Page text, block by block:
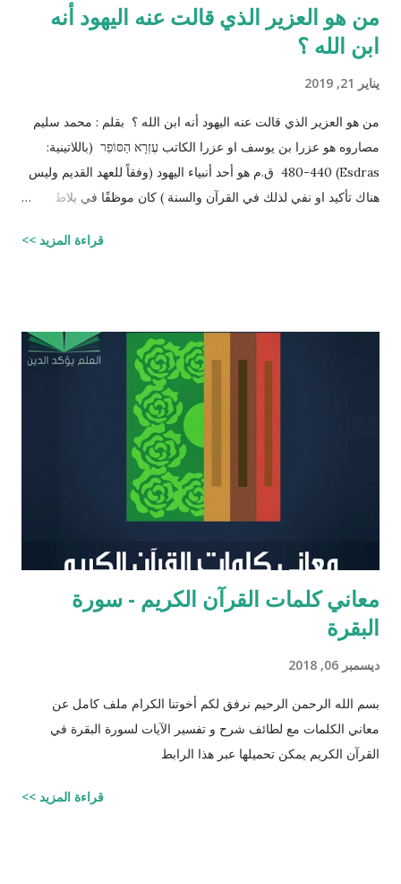
من هو العزير الذي قالت عنه اليهود أنه
ابن الله ؟
يناير 21, 2019
من هو العزير الذي قالت عنه اليهود أنه ابن الله ؟ بقلم : محمد سليم
مصاروه هو عزرا بن يوسف او عزرا الكاتب עֶזְרָא הַסּוֹפֵר (باللاتينية:
Esdras) 480-440 ق.م هو أحد أنبياء اليهود (وفقاً للعهد القديم وليس
هناك تأكيد او نفي لذلك في القرآن والسنة ) كان موظفًا في بلاط
اليهودية وكان ملماً بالتوراة ومدرساً لتعاليمها وكذلك كان كاتباً ماهراً
تعاليمها وطهر المجتمع اليهودي من الزواج المختلط، ولهذه الأسباب
يحتل عزرا الكاتب مكانه عاليه جداً في الإرث الديني اليهود وقصته
مذكوره في ( سفر عزرا ) في العهد القديم ونجد في ملاحق الشروحات
اليهوديه للمشناه والمعروفه باسم ( توسفتا ) תוספתא نجد رأياً يُزعم ان
عزرا الكاتب كان مستحقاً لان تتنزل عليه التوراه لولا ان موسى عليه
السلام سبقه ! כי ראויה הייתה התורה להינתן על י...
قراءة المزيد >>
معاني كلمات القرآن الكريم - سورة
البقرة
ديسمبر 06, 2018
بسم الله الرحمن الرحيم نرفق لكم أخوتنا الكرام ملف كامل عن
معاني الكلمات مع لطائف شرح و تفسير الآيات لسورة البقرة في
القرآن الكريم يمكن تحميلها عبر هذا الرابط
قراءة المزيد >>